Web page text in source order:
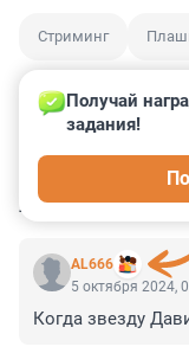
Стриминг
AL666
Получай
задания!
5 октября 2024,
Когда звезду